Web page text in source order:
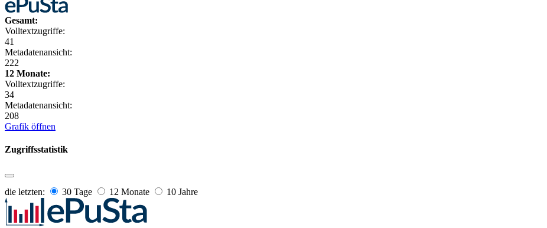
Gesamt:
Volltextzugriffe:
41
Metadatenansicht:
222
12 Monate:
Volltextzugriffe:
34
Metadatenansicht:
208
Grafik öffnen
Zugriffsstatistik
die letzten: 30 Tage 12 Monate 10 Jahre